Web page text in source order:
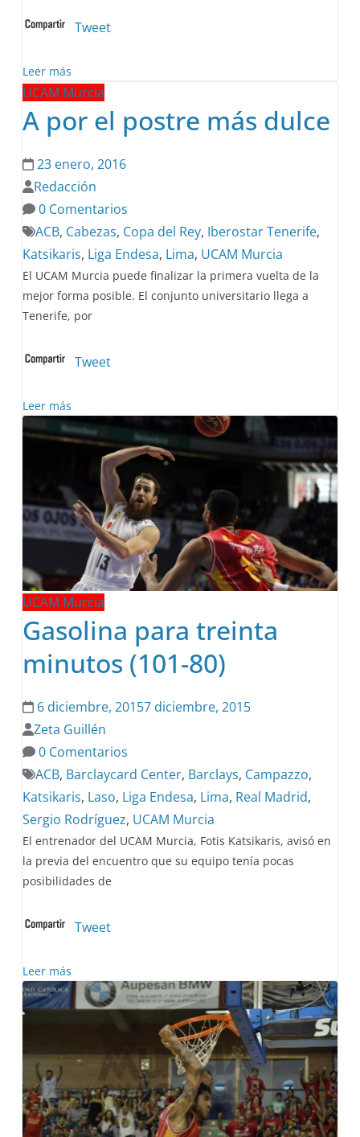
Tweet
Leer más
UCAM Murcia
A por el postre más dulce
23 enero, 2016
Redacción
0 Comentarios
ACB, Cabezas, Copa del Rey, Iberostar Tenerife,
Katsikaris, Liga Endesa, Lima, UCAM Murcia
El UCAM Murcia puede finalizar la primera vuelta de la
mejor forma posible. El conjunto universitario llega a
Tenerife, por
Tweet
Leer más
UCAM Murcia
Gasolina para treinta
minutos (101-80)
6 diciembre, 20157 diciembre, 2015
Zeta Guillén
0 Comentarios
ACB, Barclaycard Center, Barclays, Campazzo,
Katsikaris, Laso, Liga Endesa, Lima, Real Madrid,
Sergio Rodríguez, UCAM Murcia
El entrenador del UCAM Murcia, Fotis Katsikaris, avisó en
la previa del encuentro que su equipo tenía pocas
posibilidades de
Tweet
Leer más